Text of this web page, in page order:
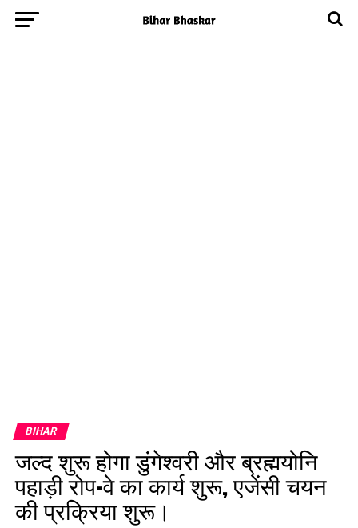
BIHAR
जल्द शुरू होगा डुंगेश्वरी और ब्रह्मयोनि
पहाड़ी रोप–वे का कार्य शुरू, एजेंसी चयन
की प्रक्रिया शुरू।